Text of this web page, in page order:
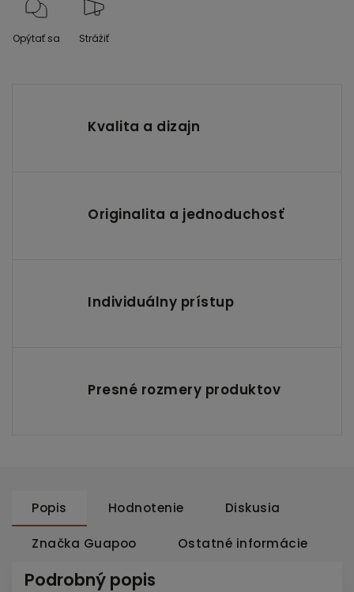
Opýtať sa Strážiť
Kvalita a dizajn
Originalita a jednoduchosť
Individuálny prístup
Presné rozmery produktov
Popis Hodnotenie Diskusia
Značka Guapoo Ostatné informácie
Podrobný popis